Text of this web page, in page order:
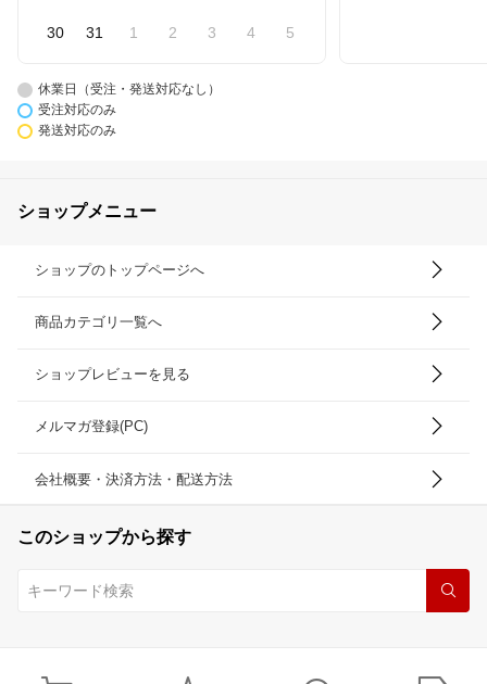
30 31 1 2 3 4 5
休業日（受注・発送対応なし）
受注対応のみ
発送対応のみ
ショップメニュー
ショップのトップページへ
商品カテゴリ一覧へ
ショップレビューを見る
メルマガ登録(PC)
会社概要・決済方法・配送方法
このショップから探す